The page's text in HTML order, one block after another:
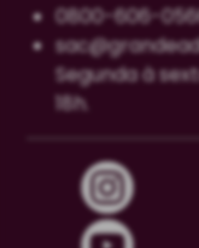
0800-606-
Segunda à
18h.